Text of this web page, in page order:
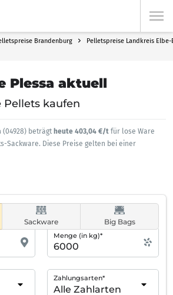
Brandenburg Pelletspreise Landkreis Elbe-
Plessa aktuell
Pellets kaufen
(04928) beträgt heute 403,04 €/t für lose Ware
Sackware. Diese Preise gelten bei einer
Sackware Big Bags
Menge (in kg)*
Zahlungsarten*